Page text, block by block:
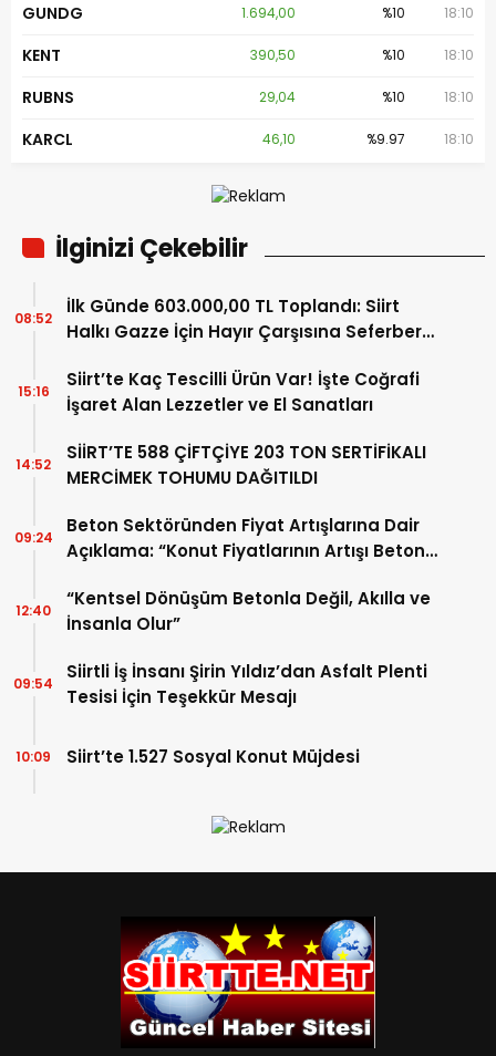
GUNDG 1.694,00 %10 18:10
KENT 390,50 %10 18:10
RUBNS 29,04 %10 18:10
KARCL 46,10 %9.97 18:10
İlginizi Çekebilir
İlk Günde 603.000,00 TL Toplandı: Siirt
Halkı Gazze İçin Hayır Çarşısına Seferber
08:52
Siirt’te Kaç Tescilli Ürün Var! İşte Coğrafi
İşaret Alan Lezzetler ve El Sanatları
15:16
SİİRT’TE 588 ÇİFTÇİYE 203 TON SERTİFİKALI
MERCİMEK TOHUMU DAĞITILDI
14:52
Beton Sektöründen Fiyat Artışlarına Dair
Açıklama: “Konut Fiyatlarının Artışı Beton
09:24
“Kentsel Dönüşüm Betonla Değil, Akılla ve
İnsanla Olur”
12:40
Siirtli İş İnsanı Şirin Yıldız’dan Asfalt Plenti
Tesisi İçin Teşekkür Mesajı
09:54
Siirt’te 1.527 Sosyal Konut Müjdesi
10:09